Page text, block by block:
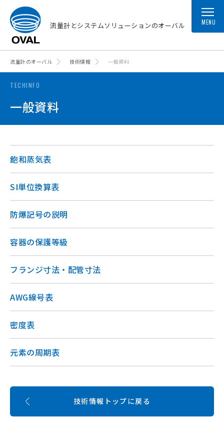
流量計とシステムソリューションのオーバル MENU
流量計のオーバル 技術情報 一般資料
TECHINFO
一般資料
飽和蒸気表
SI単位換算表
防爆記号の説明
容器の保護等級
フランジ寸法・配管寸法
AWG線号表
密度表
元素の周期表
技術情報トップに戻る